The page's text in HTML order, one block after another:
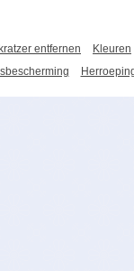
entfernen
Kleuren